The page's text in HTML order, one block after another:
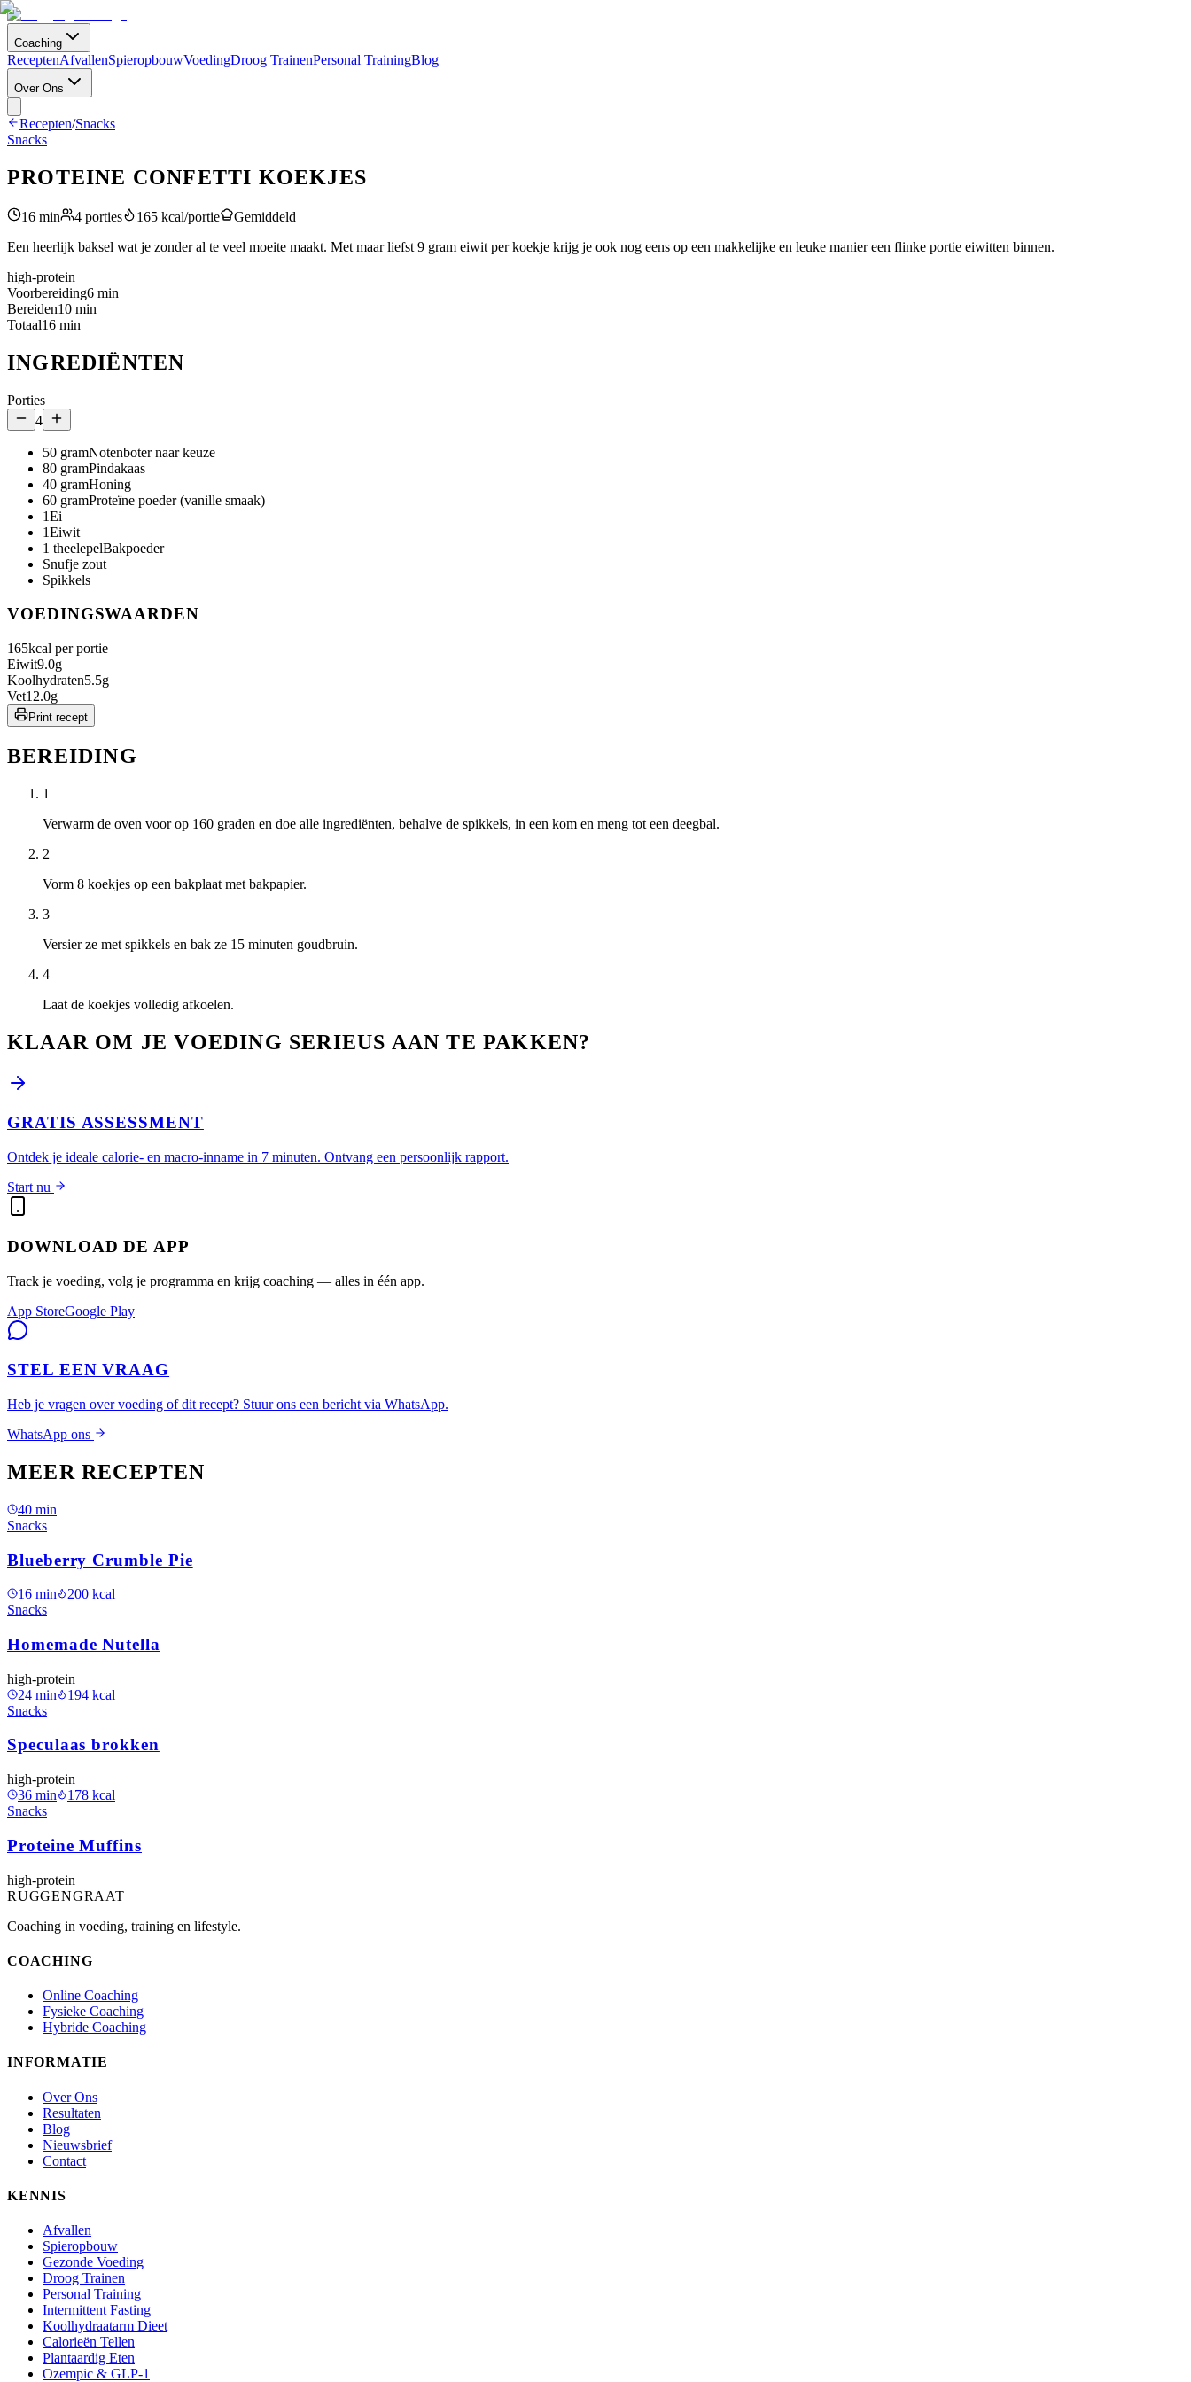
Coaching
ReceptenAfvallenSpieropbouwVoedingDroog TrainenPersonal TrainingBlog
Over Ons
Recepten/Snacks
Snacks
PROTEINE CONFETTI KOEKJES
16 min 4 porties 165 kcal/portie
Gemiddeld
Een heerlijk baksel wat je zonder al te veel moeite maakt. Met maar liefst 9 gram eiwit per koekje krijg je ook nog eens op een makkelijke en leuke manier een flinke portie eiwitten binnen.
high-protein
Voorbereiding6 min
Bereiden10 min
Totaal16 min
INGREDIËNTEN
Porties
4
50 gramNotenboter naar keuze
80 gramPindakaas
40 gramHoning
60 gramProteïne poeder (vanille smaak)
1Ei
1Eiwit
1 theelepelBakpoeder
Snufje zout
Spikkels
VOEDINGSWAARDEN
165kcal per portie
Eiwit9.0g
Koolhydraten5.5g
Vet12.0g
Print recept
BEREIDING
1
Verwarm de oven voor op 160 graden en doe alle ingrediënten, behalve de spikkels, in een kom en meng tot een deegbal.
2
Vorm 8 koekjes op een bakplaat met bakpapier.
3
Versier ze met spikkels en bak ze 15 minuten goudbruin.
4
Laat de koekjes volledig afkoelen.
KLAAR OM JE VOEDING SERIEUS AAN TE PAKKEN?
GRATIS ASSESSMENT
Ontdek je ideale calorie- en macro-inname in 7 minuten. Ontvang een persoonlijk rapport.
Start nu
DOWNLOAD DE APP
Track je voeding, volg je programma en krijg coaching — alles in één app.
App StoreGoogle Play
STEL EEN VRAAG
Heb je vragen over voeding of dit recept? Stuur ons een bericht via WhatsApp.
WhatsApp ons
MEER RECEPTEN
40 min
Snacks
Blueberry Crumble Pie
16 min 200 kcal
Snacks
Homemade Nutella
high-protein
24 min 194 kcal
Snacks
Speculaas brokken
high-protein
36 min 178 kcal
Snacks
Proteine Muffins
high-protein
RUGGENGRAAT
Coaching in voeding, training en lifestyle.
COACHING
Online Coaching
Fysieke Coaching
Hybride Coaching
INFORMATIE
Over Ons
Resultaten
Blog
Nieuwsbrief
Contact
KENNIS
Afvallen
Spieropbouw
Gezonde Voeding
Droog Trainen
Personal Training
Intermittent Fasting
Koolhydraatarm Dieet
Calorieën Tellen
Plantaardig Eten
Ozempic & GLP-1